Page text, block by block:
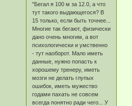
"Бегал я 100 м за 12.0, а что
тут такого выдающегося? В
15 только, если быть точнее...
Многие так бегают, физически
дано очень многим, а вот
психологически и умственно
- тут наоборот. Мало иметь
данные, нужно попасть к
хорошему тренеру, иметь
мозги не делать глупых
ошибок, иметь мужество
годами пахать не совсем
всегда понятно ради чего... У